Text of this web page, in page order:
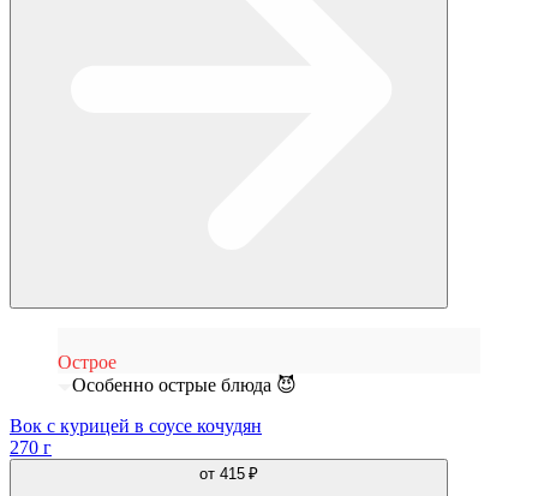
Острое
Особенно острые блюда 😈
Вок с курицей в соусе кочудян
270 г
от 415 ₽